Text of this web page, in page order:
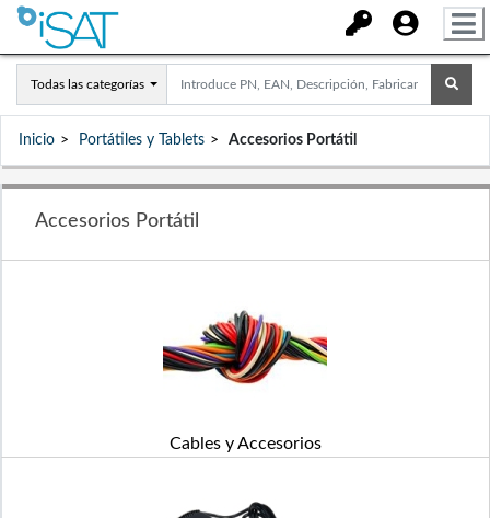
Todas las categorías
Inicio Portátiles y Tablets Accesorios Portátil
Accesorios Portátil
Cables y Accesorios